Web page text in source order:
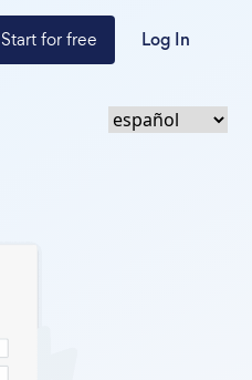
Start for free Log In